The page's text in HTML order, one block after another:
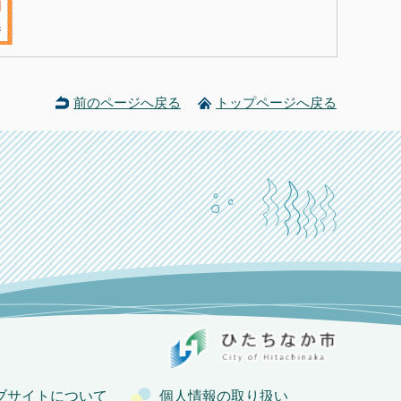
前のページへ戻る トップページへ戻る
サイトについて 個人情報の取り扱い